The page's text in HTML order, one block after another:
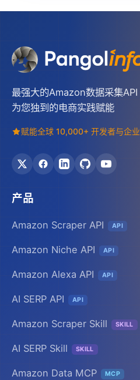
最强大的Amazon数据采集API
为您独到的电商实践赋能
赋能全球 10,000+ 开发者与企业
产品
Amazon Scraper API API
Amazon Niche API API
Amazon Alexa API API
AI SERP API API
Amazon Scraper Skill SKILL
AI SERP Skill SKILL
Amazon Data MCP MCP